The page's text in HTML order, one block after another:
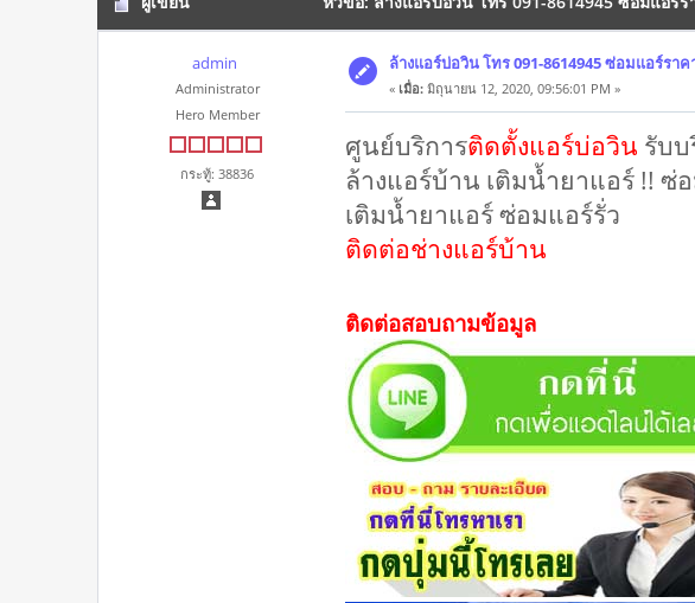
admin
Administrator
Hero Member
กระทู้: 38836
ล้างแอร์บ่อวิน โทร 091-8614945 ซ่อมแอร์รา
« เมื่อ:มิถุนายน 12, 2020, 09:56:01 PM »
ศูนย์บริการติดตั้งแอร์บ่อวิน รับ
ล้างแอร์บ้าน เติมน้ำยาแอร์ !! ซ่
เติมน้ำยาแอร์ ซ่อมแอร์รั่ว
ติดต่อช่างแอร์บ้าน
ติดต่อสอบถามข้อมูล